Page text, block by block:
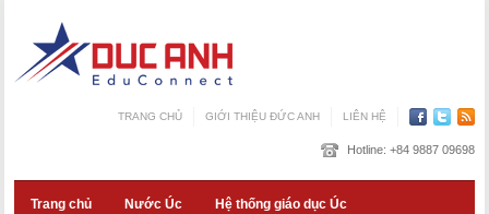
TRANG CHỦ GIỚI THIỆU ĐỨC ANH LIÊN HỆ
Hotline: +84 9887 09698
Trang chủ Nước Úc Hệ thống giáo dục Úc